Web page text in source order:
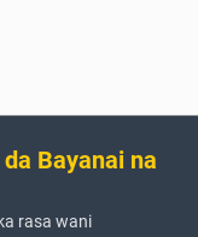
Bayanai na
rasa wani